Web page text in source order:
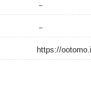
－
－
https://